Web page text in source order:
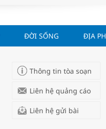
WORLDBANK DỰ BÁO
ĐỜI SỐNG ĐỊA
Thông tin tòa soạn
Liên hệ quảng cáo
Liên hệ gửi bài